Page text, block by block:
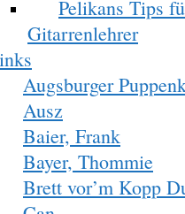
Pelikans Tips
Gitarrenlehrer
Augsburger
Ausz
Baier, Frank
Bayer, Thommie
Brett vor’m Kopp